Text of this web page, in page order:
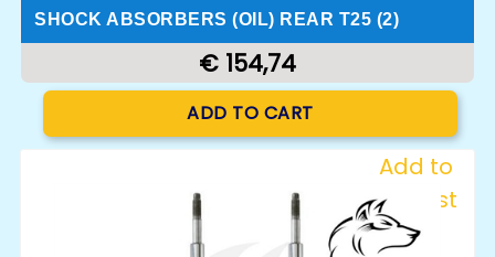
SHOCK ABSORBERS (OIL) REAR T25 (2)
€ 154,74
ADD TO CART
Add to
Wishlist